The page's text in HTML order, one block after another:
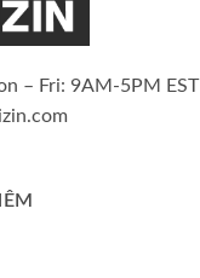
– Fri: 9AM-5PM EST